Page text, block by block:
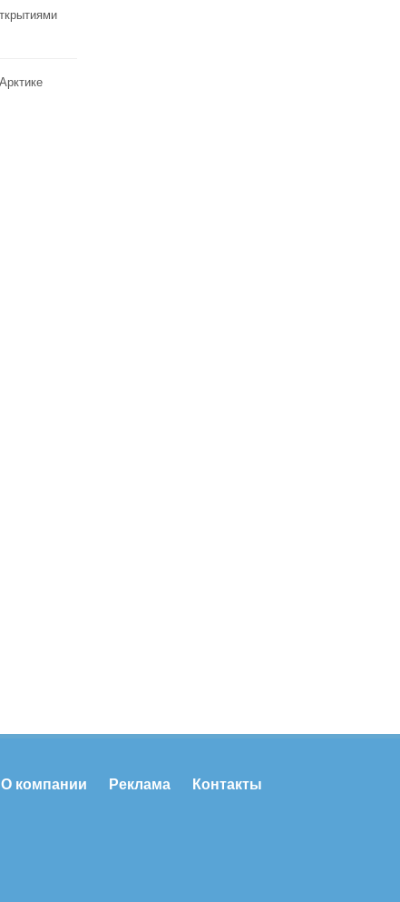
О компании Реклама Контакты